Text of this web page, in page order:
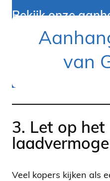
Bekijk onze
van
3. Let op het
Veel kopers kijken als